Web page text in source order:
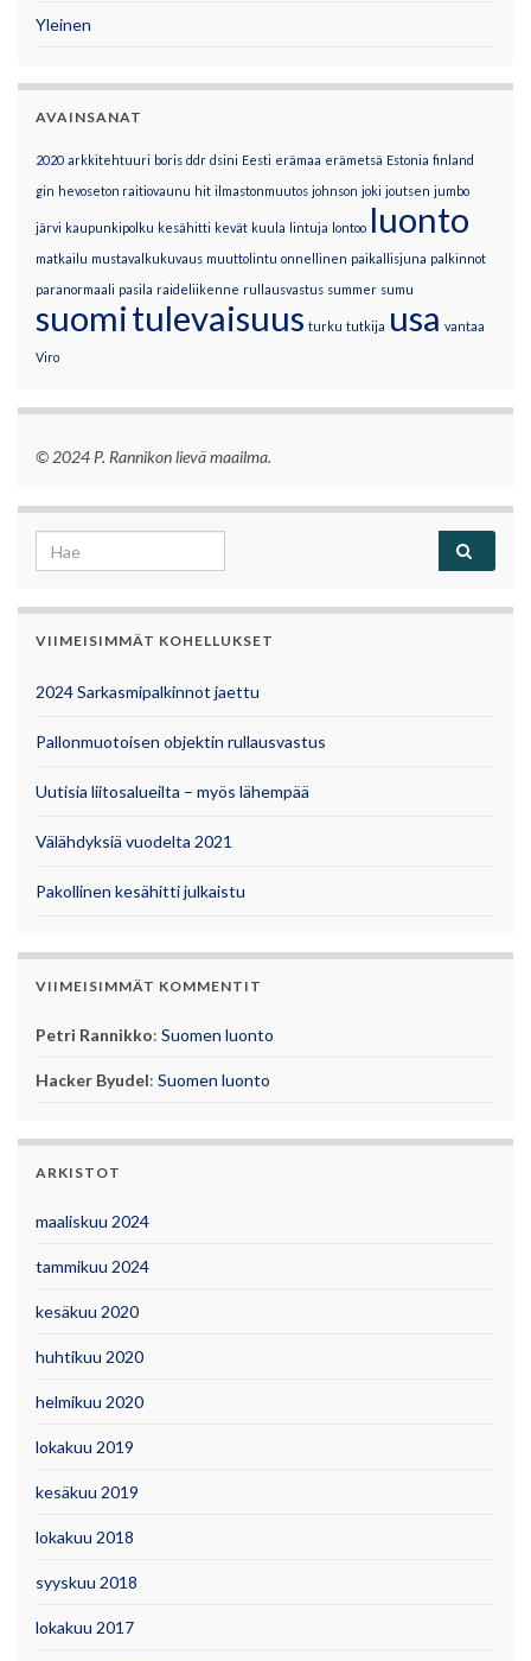
Yleinen
AVAINSANAT
2020 arkkitehtuuri boris ddr dsini Eesti erämaa erämetsä Estonia finland
gin hevoseton raitiovaunu hit ilmastonmuutos johnson joki joutsen jumbo
järvi kaupunkipolku kesähitti kevät kuula lintuja lontoo luonto
matkailu mustavalkukuvaus muuttolintu onnellinen paikallisjuna palkinnot
paranormaali pasila raideliikenne rullausvastus summer sumu
suomitulevaisuus turku tutkija usa vantaa
Viro
© 2024 P. Rannikon lievä maailma.
Search for:
VIIMEISIMMÄT KOHELLUKSET
2024 Sarkasmipalkinnot jaettu
Pallonmuotoisen objektin rullausvastus
Uutisia liitosalueilta – myös lähempää
Välähdyksiä vuodelta 2021
Pakollinen kesähitti julkaistu
VIIMEISIMMÄT KOMMENTIT
Petri Rannikko: Suomen luonto
Hacker Byudel: Suomen luonto
ARKISTOT
maaliskuu 2024
tammikuu 2024
kesäkuu 2020
huhtikuu 2020
helmikuu 2020
lokakuu 2019
kesäkuu 2019
lokakuu 2018
syyskuu 2018
lokakuu 2017